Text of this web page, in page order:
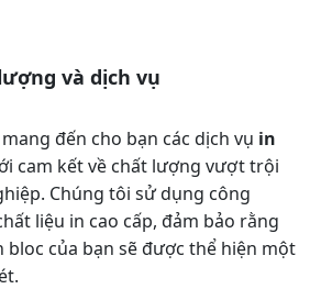
và dịch vụ
đến cho bạn các dịch vụ in
cam kết về chất lượng vượt trội
Chúng tôi sử dụng công
liệu in cao cấp, đảm bảo rằng
của bạn sẽ được thể hiện một